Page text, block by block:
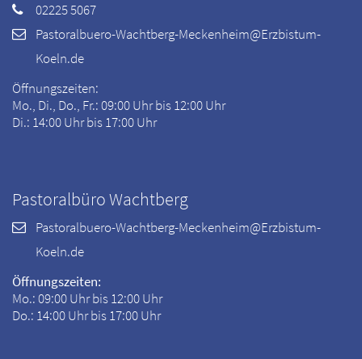
02225 5067
Pastoralbuero-Wachtberg-Meckenheim@Erzbistum-
Koeln.de
Öffnungszeiten:
Mo., Di., Do., Fr.: 09:00 Uhr bis 12:00 Uhr
Di.: 14:00 Uhr bis 17:00 Uhr
Pastoralbüro Wachtberg
Pastoralbuero-Wachtberg-Meckenheim@Erzbistum-
Koeln.de
Öffnungszeiten:
Mo.: 09:00 Uhr bis 12:00 Uhr
Do.: 14:00 Uhr bis 17:00 Uhr